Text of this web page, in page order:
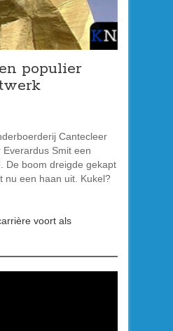
populier
Cantecleer
Smit een
De boom dreigde gekapt
nu een haan uit. Kukel?
voort als